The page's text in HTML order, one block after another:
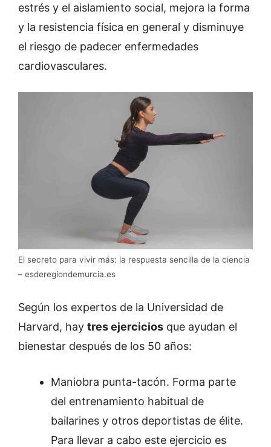
estrés y el aislamiento social, mejora la forma
y la resistencia física en general y disminuye
el riesgo de padecer enfermedades
cardiovasculares.
El secreto para vivir más: la respuesta sencilla de la ciencia
– esderegiondemurcia.es
Según los expertos de la Universidad de
Harvard, hay tres ejercicios que ayudan el
bienestar después de los 50 años:
Maniobra punta-tacón. Forma parte
del entrenamiento habitual de
bailarines y otros deportistas de élite.
Para llevar a cabo este ejercicio es